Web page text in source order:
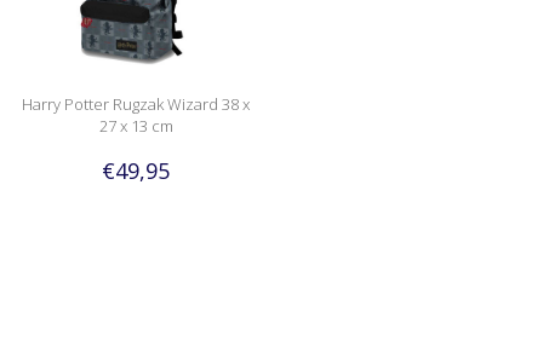
Harry Potter Rugzak Wizard 38 x
27 x 13 cm
€49,95